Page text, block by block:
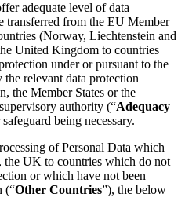
adequate level of data
transferred from the EU Member
(Norway, Liechtenstein and
United Kingdom to countries
under or pursuant to the
relevant data protection
the Member States or the
authority (“Adequacy
being necessary.
of Personal Data which
the UK to countries which do not
or which have not been
(“Other Countries”), the below